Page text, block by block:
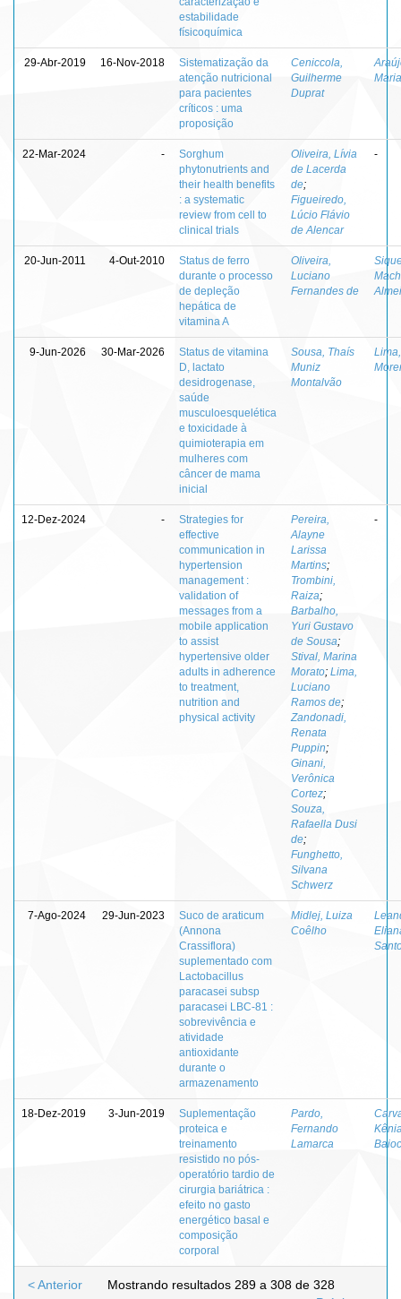
estabilidade
físicoquímica
29-Abr-2019 16-Nov-2018
Sistematização da
atenção nutricional
para pacientes
críticos : uma
proposição
Ceniccola,
Guilherme
Duprat
22-Mar-2024 -
Sorghum
phytonutrients and
their health benefits
: a systematic
review from cell to
clinical trials
Oliveira, Lívia
de Lacerda
de;
Figueiredo,
Lúcio Flávio
de Alencar
-
20-Jun-2011 4-Out-2010
Status de ferro
durante o processo
de depleção
hepática de
vitamina A
Oliveira,
Luciano
Fernandes de
9-Jun-2026 30-Mar-2026
Status de vitamina
D, lactato
desidrogenase,
saúde
musculoesquelética
e toxicidade à
quimioterapia em
mulheres com
câncer de mama
inicial
Sousa, Thaís
Muniz
Montalvão
12-Dez-2024 -
Strategies for
effective
communication in
hypertension
management :
validation of
messages from a
mobile application
to assist
hypertensive older
adults in adherence
to treatment,
nutrition and
physical activity
Pereira,
Alayne
Larissa
Martins;
Trombini,
Raiza;
Barbalho,
Yuri Gustavo
de Sousa;
Stival, Marina
Morato; Lima,
Luciano
Ramos de;
Zandonadi,
Renata
Puppin;
Ginani,
Verônica
Cortez;
Souza,
Rafaella Dusi
de;
Funghetto,
Silvana
Schwerz
-
7-Ago-2024 29-Jun-2023
Suco de araticum
(Annona
Crassiflora)
suplementado com
Lactobacillus
paracasei subsp
paracasei LBC-81 :
sobrevivência e
atividade
antioxidante
durante o
armazenamento
Midlej, Luiza
Coêlho
18-Dez-2019 3-Jun-2019
Suplementação
proteica e
treinamento
resistido no pós-
operatório tardio de
cirurgia bariátrica :
efeito no gasto
energético basal e
composição
corporal
Pardo,
Fernando
Lamarca
Mostrando resultados 289 a 308 de 328
< Anterior